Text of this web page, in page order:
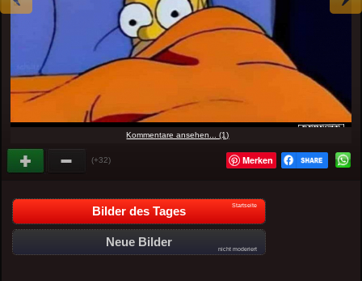
Kommentare ansehen... (1)
(+32) Merken
Bilder des Tages Startseite
Neue Bilder
nicht moderiert